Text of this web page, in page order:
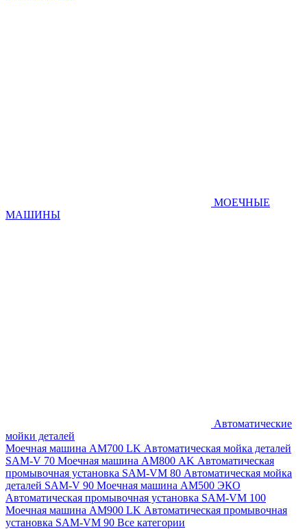
МОЕЧНЫЕ
МАШИНЫ
Автоматические
мойки деталей
Моечная машина AM700 LK Автоматическая мойка деталей
SAM-V 70 Моечная машина АМ800 AK Автоматическая
промывочная установка SAM-VM 80 Автоматическая мойка
деталей SAM-V 90 Моечная машина АМ500 ЭКО
Автоматическая промывочная установка SAM-VM 100
Моечная машина AM900 LK Автоматическая промывочная
установка SAM-VM 90 Все категории